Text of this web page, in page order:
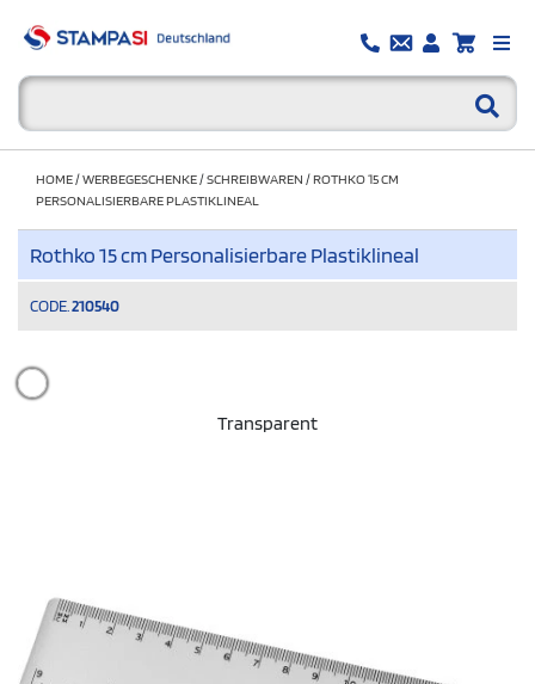
HOME/WERBEGESCHENKE/SCHREIBWAREN /ROTHKO 15 CM
PERSONALISIERBARE PLASTIKLINEAL
Rothko 15 cm Personalisierbare Plastiklineal
CODE. 210540
Transparent